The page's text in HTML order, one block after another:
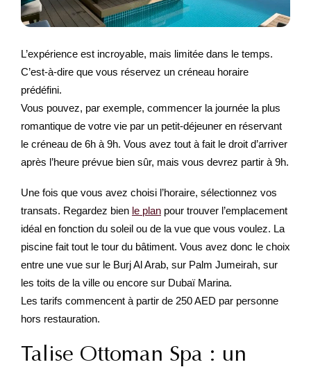
L’expérience est incroyable, mais limitée dans le temps.
C’est-à-dire que vous réservez un créneau horaire
prédéfini.
Vous pouvez, par exemple, commencer la journée la plus
romantique de votre vie par un petit-déjeuner en réservant
le créneau de 6h à 9h. Vous avez tout à fait le droit d’arriver
après l’heure prévue bien sûr, mais vous devrez partir à 9h.
Une fois que vous avez choisi l’horaire, sélectionnez vos
transats. Regardez bien le plan pour trouver l’emplacement
idéal en fonction du soleil ou de la vue que vous voulez. La
piscine fait tout le tour du bâtiment. Vous avez donc le choix
entre une vue sur le Burj Al Arab, sur Palm Jumeirah, sur
les toits de la ville ou encore sur Dubaï Marina.
Les tarifs commencent à partir de 250 AED par personne
hors restauration.
Talise Ottoman Spa : un